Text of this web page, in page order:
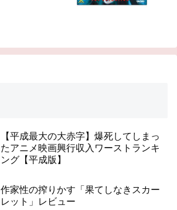
【平成最大の大赤字】爆死してしまっ
たアニメ映画興行収入ワーストランキ
ング【平成版】
作家性の搾りかす「果てしなきスカー
レット」レビュー